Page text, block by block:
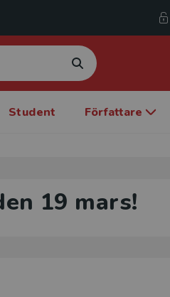
Student Författare
19 mars!